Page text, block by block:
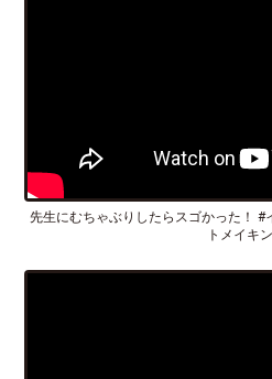
先生にむちゃぶりしたらスゴかった！
トメイキ